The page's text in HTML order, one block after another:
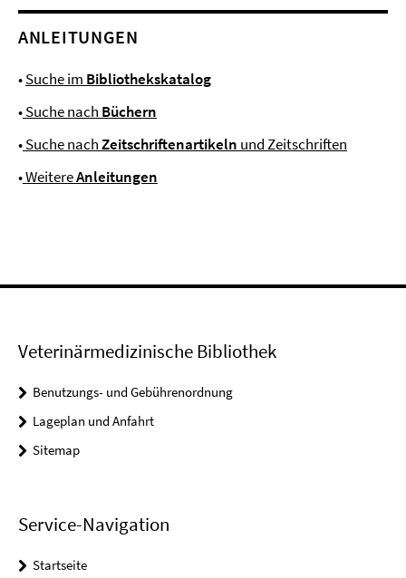
ANLEITUNGEN
•Suche im Bibliothekskatalog
•Suche nach Büchern
•Suche nachZeitschriftenartikeln und Zeitschriften
•WeitereAnleitungen
Veterinärmedizinische Bibliothek
Benutzungs- und Gebührenordnung
Lageplan und Anfahrt
Sitemap
Service-Navigation
Startseite